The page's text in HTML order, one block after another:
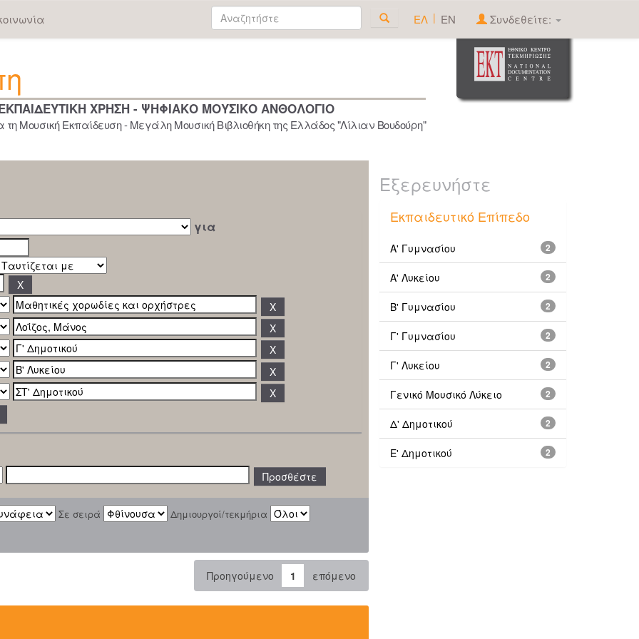
ΕΛ | EN Συνδεθείτε:
ΧΡΗΣΗ - ΨΗΦΙΑΚΟ ΜΟΥΣΙΚΟ ΑΝΘΟΛΟΓΙΟ
Μουσική Εκπαίδευση - Μεγάλη Μουσική Βιβλιοθήκη της Ελλάδος "Λίλιαν Βουδούρη"
για
Σε σειρά Δημιουργοί/τεκμήρια
Προηγούμενο 1 επόμενο
Εξερευνήστε
Εκπαιδευτικό Επίπεδο
2
Α' Γυμνασίου
2
Α' Λυκείου
2
Β' Γυμνασίου
2
Γ' Γυμνασίου
2
Γ' Λυκείου
2
Γενικό Μουσικό Λύκειο
2
Δ' Δημοτικού
2
Ε' Δημοτικού